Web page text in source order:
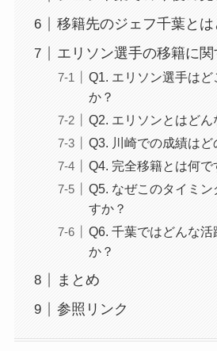
移籍先のジェフ千葉とは
エリソン選手の移籍に
Q1. エリソン選手は
か？
Q2. エリソンとはどん
Q3. 川崎での成績はど
Q4. 完全移籍とは何で
Q5. なぜこのタイミ
すか？
Q6. 千葉ではどんな
か？
まとめ
参照リンク